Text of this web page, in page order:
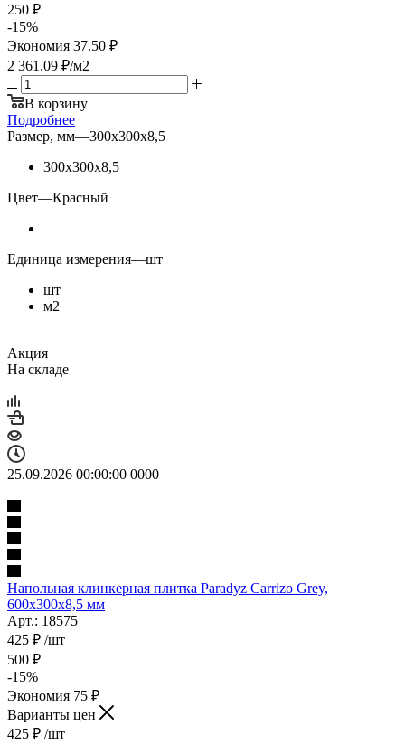
250 ₽
-15%
Экономия 37.50 ₽
2 361.09 ₽/м2
В корзину
Подробнее
Размер, мм—300х300х8,5
300х300х8,5
Цвет—Красный
Единица измерения—шт
шт
м2
Акция
На складе
25.09.2026 00:00:00 0000
Напольная клинкерная плитка Paradyz Carrizo Grey,
600x300x8,5 мм
Арт.: 18575
425 ₽ /шт
500 ₽
-15%
Экономия 75 ₽
Варианты цен
425 ₽ /шт